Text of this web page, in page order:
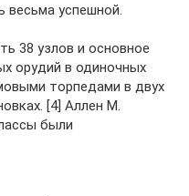
весьма успешной.
38 узлов и основное
орудий в одиночных
торпедами в двух
[4] Аллен М.
были